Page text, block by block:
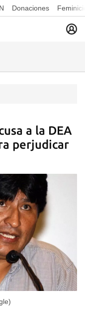
Donaciones
a la DEA
perjudicar